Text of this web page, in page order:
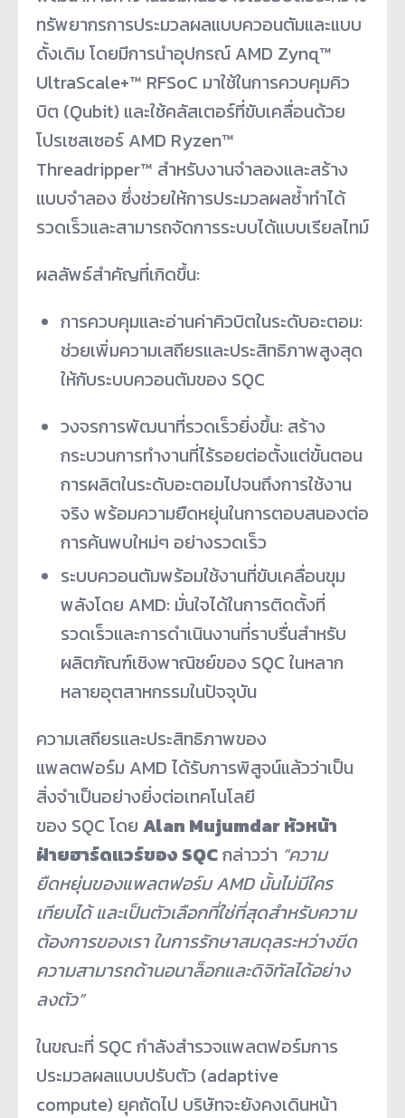
ทรัพยากรการประมวลผลแบบควอนตัมและแบบ
ดั้งเดิม โดยมีการนำอุปกรณ์ AMD Zynq™
UltraScale+™ RFSoC มาใช้ในการควบคุมคิว
บิต (Qubit) และใช้คลัสเตอร์ที่ขับเคลื่อนด้วย
โปรเซสเซอร์ AMD Ryzen™
Threadripper™ สำหรับงานจำลองและสร้าง
แบบจำลอง ซึ่งช่วยให้การประมวลผลซ้ำทำได้
รวดเร็วและสามารถจัดการระบบได้แบบเรียลไทม์
ผลลัพธ์สำคัญที่เกิดขึ้น:
การควบคุมและอ่านค่าคิวบิตในระดับอะตอม:
ช่วยเพิ่มความเสถียรและประสิทธิภาพสูงสุด
ให้กับระบบควอนตัมของ SQC
วงจรการพัฒนาที่รวดเร็วยิ่งขึ้น: สร้าง
กระบวนการทำงานที่ไร้รอยต่อตั้งแต่ขั้นตอน
การผลิตในระดับอะตอมไปจนถึงการใช้งาน
จริง พร้อมความยืดหยุ่นในการตอบสนองต่อ
การค้นพบใหม่ๆ อย่างรวดเร็ว
ระบบควอนตัมพร้อมใช้งานที่ขับเคลื่อนขุม
พลังโดย AMD: มั่นใจได้ในการติดตั้งที่
รวดเร็วและการดำเนินงานที่ราบรื่นสำหรับ
ผลิตภัณฑ์เชิงพาณิชย์ของ SQC ในหลาก
หลายอุตสาหกรรมในปัจจุบัน
ความเสถียรและประสิทธิภาพของ
แพลตฟอร์ม AMD ได้รับการพิสูจน์แล้วว่าเป็น
สิ่งจำเป็นอย่างยิ่งต่อเทคโนโลยี
ของ SQC โดย Alan Mujumdar หัวหน้า
ฝ่ายฮาร์ดแวร์ของ SQCกล่าวว่า “ความ
ยืดหยุ่นของแพลตฟอร์ม AMD นั้นไม่มีใคร
เทียบได้ และเป็นตัวเลือกที่ใช่ที่สุดสำหรับความ
ต้องการของเรา ในการรักษาสมดุลระหว่างขีด
ความสามารถด้านอนาล็อกและดิจิทัลได้อย่าง
ลงตัว”
ในขณะที่ SQC กำลังสำรวจแพลตฟอร์มการ
ประมวลผลแบบปรับตัว (adaptive
compute) ยุคถัดไป บริษัทจะยังคงเดินหน้า